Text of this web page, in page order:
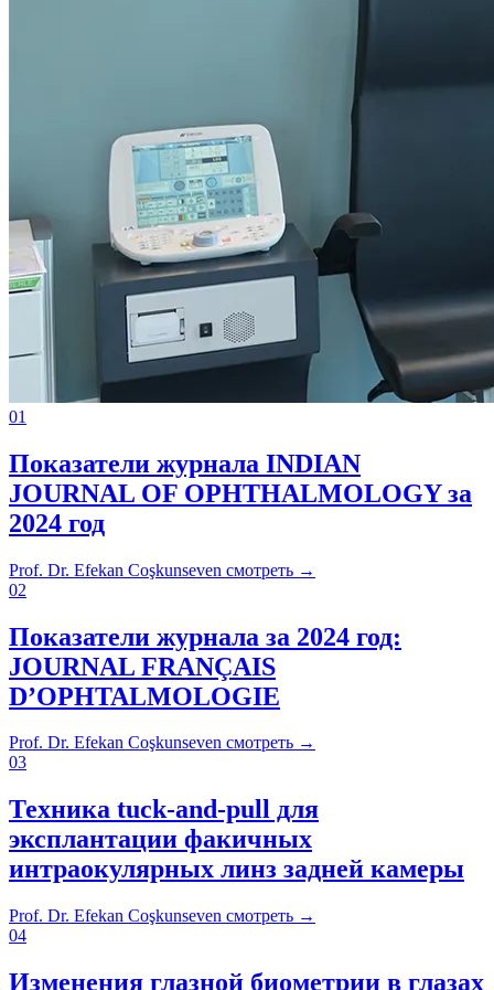
01
Показатели журнала INDIAN
JOURNAL OF OPHTHALMOLOGY за
2024 год
Prof. Dr. Efekan Coşkunseven смотреть →
02
Показатели журнала за 2024 год:
JOURNAL FRANÇAIS
D’OPHTALMOLOGIE
Prof. Dr. Efekan Coşkunseven смотреть →
03
Техника tuck-and-pull для
эксплантации факичных
интраокулярных линз задней камеры
Prof. Dr. Efekan Coşkunseven смотреть →
04
Изменения глазной биометрии в глазах